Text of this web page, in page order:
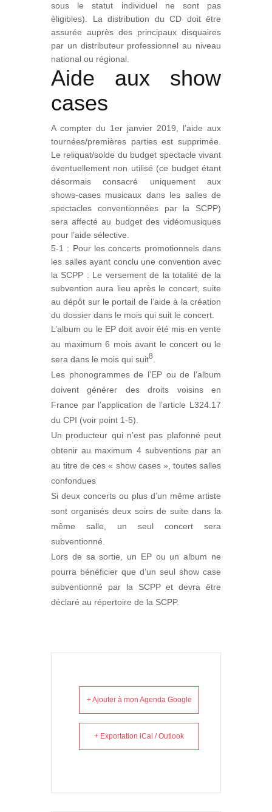
sous le statut individuel ne sont pas
éligibles). La distribution du CD doit être
assurée auprès des principaux disquaires
par un distributeur professionnel au niveau
national ou régional.
Aide aux show
cases
A compter du 1er janvier 2019, l’aide aux
tournées/premières parties est supprimée.
Le reliquat/solde du budget spectacle vivant
éventuellement non utilisé (ce budget étant
désormais consacré uniquement aux
shows-cases musicaux dans les salles de
spectacles conventionnées par la SCPP)
sera affecté au budget des vidéomusiques
pour l’aide sélective.
5-1 : Pour les concerts promotionnels dans
les salles ayant conclu une convention avec
la SCPP : Le versement de la totalité de la
subvention aura lieu après le concert, suite
au dépôt sur le portail de l’aide à la création
du dossier dans le mois qui suit le concert.
L’album ou le EP doit avoir été mis en vente
au maximum 6 mois avant le concert ou le
sera dans le mois qui suit8.
Les phonogrammes de l’EP ou de l’album
doivent générer des droits voisins en
France par l’application de l’article L324.17
du CPI (voir point 1-5).
Un producteur qui n’est pas plafonné peut
obtenir au maximum 4 subventions par an
au titre de ces « show cases », toutes salles
confondues
Si deux concerts ou plus d’un même artiste
sont organisés deux soirs de suite dans la
même salle, un seul concert sera
subventionné.
Lors de sa sortie, un EP ou un album ne
pourra bénéficier que d’un seul show case
subventionné par la SCPP et devra être
déclaré au répertoire de la SCPP.
+ Ajouter à mon Agenda Google
+ Exportation iCal / Outlook